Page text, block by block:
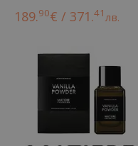
189.90€ / 371.41лв.